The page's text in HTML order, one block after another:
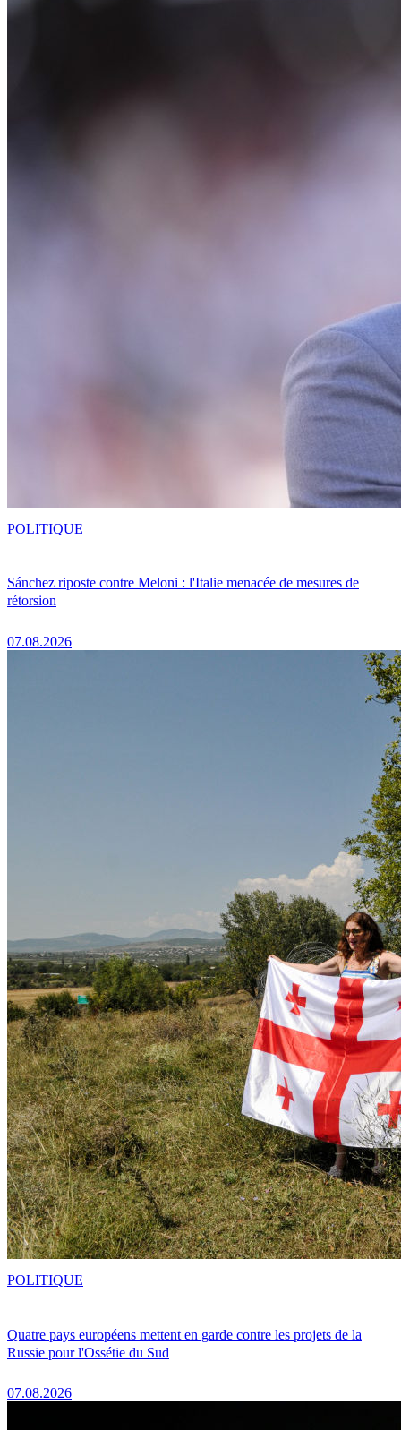
Sánchez riposte contre Meloni : l'Italie menacée de mesures de
rétorsion
07.08.2026
POLITIQUE
Quatre pays européens mettent en garde contre les projets de la
Russie pour l'Ossétie du Sud
07.08.2026
POLITIQUE